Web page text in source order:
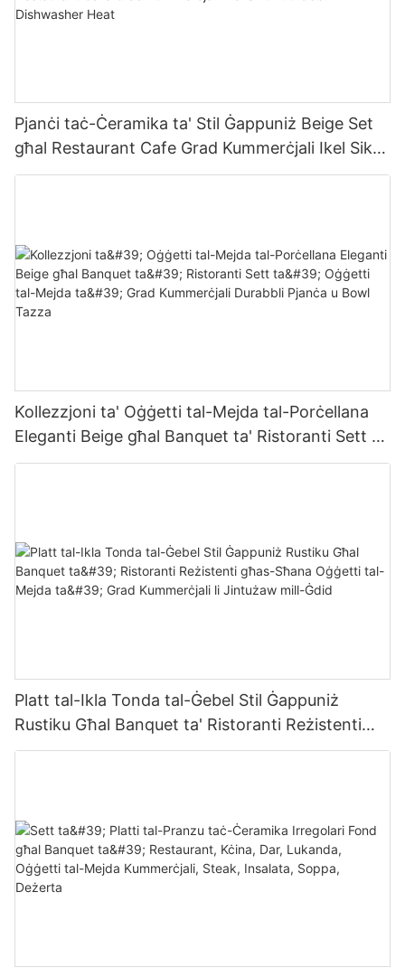
Pjanċi taċ-Ċeramika ta' Stil Ġappuniż Beige Set
għal Restaurant Cafe Grad Kummerċjali Ikel Sikur
Durabbli Dishwasher Heat
Kollezzjoni ta' Oġġetti tal-Mejda tal-Porċellana
Eleganti Beige għal Banquet ta' Ristoranti Sett ta'
Oġġetti tal-Mejda ta' Grad Kummerċjali Durabbli
Platt tal-Ikla Tonda tal-Ġebel Stil Ġappuniż
Rustiku Għal Banquet ta' Ristoranti Reżistenti
għas-Sħana Oġġetti tal-Mejda ta' Grad